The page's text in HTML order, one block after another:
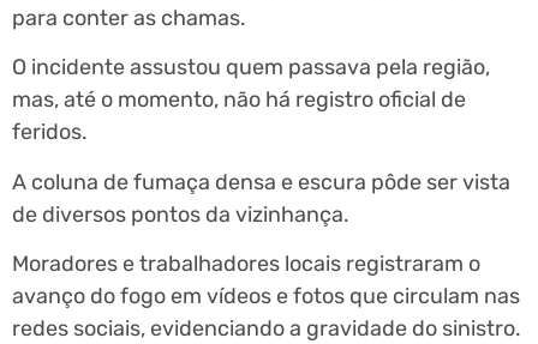
para conter as chamas.
O incidente assustou quem passava pela região,
mas, até o momento, não há registro oficial de
feridos.
A coluna de fumaça densa e escura pôde ser vista
de diversos pontos da vizinhança.
Moradores e trabalhadores locais registraram o
avanço do fogo em vídeos e fotos que circulam nas
redes sociais, evidenciando a gravidade do sinistro.